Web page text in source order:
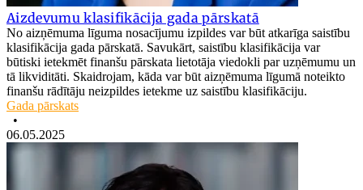
Aizdevumu klasifikācija gada pārskatā
No aizņēmuma līguma nosacījumu izpildes var būt atkarīga saistību
klasifikācija gada pārskatā. Savukārt, saistību klasifikācija var
būtiski ietekmēt finanšu pārskata lietotāja viedokli par uzņēmumu un
tā likviditāti. Skaidrojam, kāda var būt aizņēmuma līgumā noteikto
finanšu rādītāju neizpildes ietekme uz saistību klasifikāciju.
Gada pārskats
•
06.05.2025